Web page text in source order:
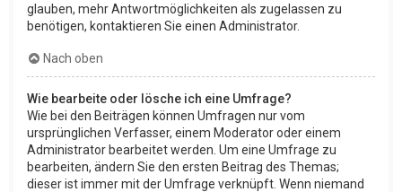
glauben, mehr Antwortmöglichkeiten als zugelassen zu
benötigen, kontaktieren Sie einen Administrator.
Nach oben
Wie bearbeite oder lösche ich eine Umfrage?
Wie bei den Beiträgen können Umfragen nur vom
ursprünglichen Verfasser, einem Moderator oder einem
Administrator bearbeitet werden. Um eine Umfrage zu
bearbeiten, ändern Sie den ersten Beitrag des Themas;
dieser ist immer mit der Umfrage verknüpft. Wenn niemand